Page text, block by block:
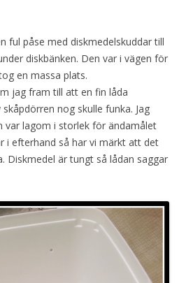
ful påse med diskmedelskuddar till
diskbänken. Den var i vägen för
en massa plats.
jag fram till att en fin låda
nog skulle funka. Jag
var lagom i storlek för ändamålet
i efterhand så har vi märkt att det
Diskmedel är tungt så lådan saggar